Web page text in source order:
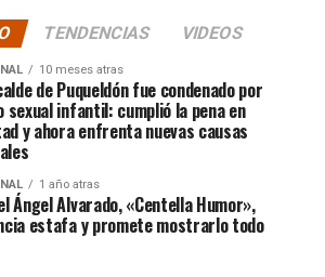
con creces. De hecho, el último
reveló la suma total de
el excedente de casi $200
para los costos médicos
del Elevidys «porque los 3.500
el frasco del fármaco y no los
con los tres meses del
a Meganonoticias.cl
TENDENCIAS VIDEOS
10 meses atras
de Puqueldón fue condenado por
sexual infantil: cumplió la pena en
y ahora enfrenta nuevas causas
1 año atras
Ángel Alvarado, «Centella Humor»,
estafa y promete mostrarlo todo